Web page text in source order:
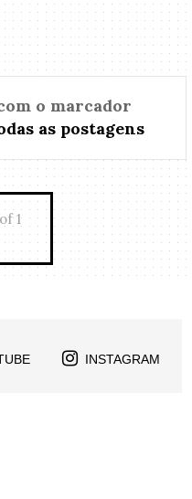
o marcador
as postagens
1
INSTAGRAM